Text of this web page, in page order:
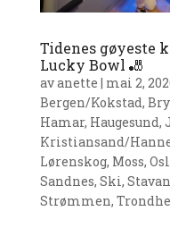
Tidenes gøyeste
Lucky Bowl 🎳
avanette | mai 2,
Bergen/Kokstad,
Hamar, Haugesund,
Kristiansand/
Lørenskog, Moss,
Sandnes, Ski,
Strømmen,